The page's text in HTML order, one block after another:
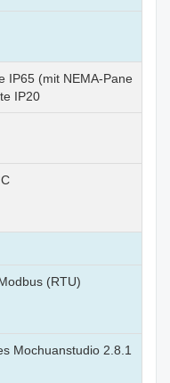
IP65 (mit NEMA-Pane
IP20
(RTU)
Mochuanstudio 2.8.1